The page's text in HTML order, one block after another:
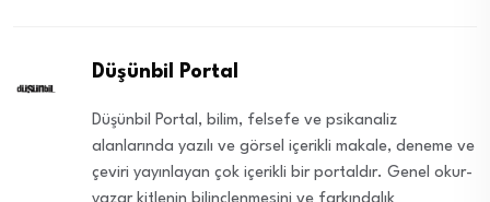
Düşünbil Portal
Düşünbil Portal, bilim, felsefe ve psikanaliz
alanlarında yazılı ve görsel içerikli makale, deneme ve
çeviri yayınlayan çok içerikli bir portaldır. Genel okur-